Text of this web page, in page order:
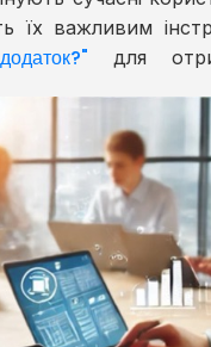
їх важливим
для